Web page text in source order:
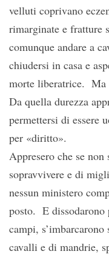
velluti coprivano
rimarginate e fratture
comunque andare a
chiudersi in casa e
morte liberatrice. Ma
Da quella durezza
permettersi di essere
per «diritto».
Appresero che se
sopravvivere e di
nessun ministero
posto. E dissodarono
campi,
cavalli e di mandrie,